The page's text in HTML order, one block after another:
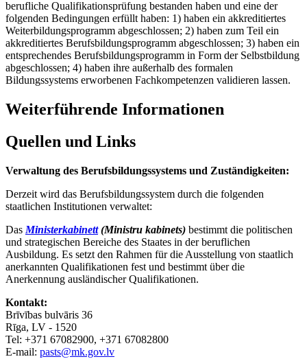
berufliche Qualifikationsprüfung bestanden haben und eine der
folgenden Bedingungen erfüllt haben: 1) haben ein akkreditiertes
Weiterbildungsprogramm abgeschlossen; 2) haben zum Teil ein
akkreditiertes Berufsbildungsprogramm abgeschlossen; 3) haben ein
entsprechendes Berufsbildungsprogramm in Form der Selbstbildung
abgeschlossen; 4) haben ihre außerhalb des formalen
Bildungssystems erworbenen Fachkompetenzen validieren lassen.
Weiterführende Informationen
Quellen und Links
Verwaltung des Berufsbildungssystems und Zuständigkeiten:
Derzeit wird das Berufsbildungssystem durch die folgenden
staatlichen Institutionen verwaltet:
Das Ministerkabinett(Ministru kabinets) bestimmt die politischen
und strategischen Bereiche des Staates in der beruflichen
Ausbildung. Es setzt den Rahmen für die Ausstellung von staatlich
anerkannten Qualifikationen fest und bestimmt über die
Anerkennung ausländischer Qualifikationen.
Kontakt:
Brīvības bulvāris 36
Rīga, LV - 1520
Tel: +371 67082900, +371 67082800
E-mail: pasts@mk.gov.lv